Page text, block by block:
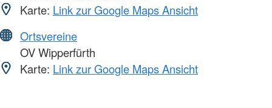
Karte: Link zur Google Maps Ansicht
Ortsvereine
OV Wipperfürth
Karte: Link zur Google Maps Ansicht